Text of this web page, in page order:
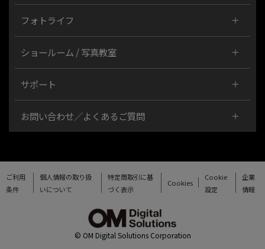
フォトライフ
ショールーム / 写真教室
サポート
お問い合わせ／よくあるご質問
ご利用
条件
個人情報の取り扱
いについて
特定商取引に基
づく表示
Cookies
Cookie
設定
企業
情報
© OM Digital Solutions Corporation